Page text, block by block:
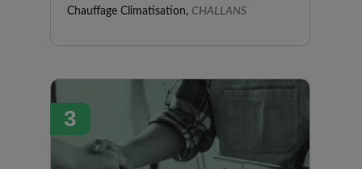
Chauffage Climatisation, CHALLANS
3